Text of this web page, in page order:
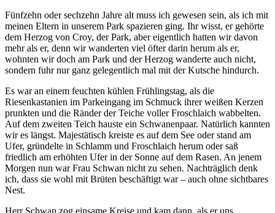
Fünfzehn oder sechzehn Jahre alt muss ich gewesen sein, als ich mit
meinen Eltern in unserem Park spazieren ging. Ihr wisst, er gehörte
dem Herzog von Croy, der Park, aber eigentlich hatten wir davon
mehr als er, denn wir wanderten viel öfter darin herum als er,
wohnten wir doch am Park und der Herzog wanderte auch nicht,
sondern fuhr nur ganz gelegentlich mal mit der Kutsche hindurch.
Es war an einem feuchten kühlen Frühlingstag, als die
Riesenkastanien im Parkeingang im Schmuck ihrer weißen Kerzen
prunkten und die Ränder der Teiche voller Froschlaich wabbelten.
Auf dem zweiten Teich hauste ein Schwanenpaar. Natürlich kannten
wir es längst. Majestätisch kreiste es auf dem See oder stand am
Ufer, gründelte in Schlamm und Froschlaich herum oder saß
friedlich am erhöhten Ufer in der Sonne auf dem Rasen. An jenem
Morgen nun war Frau Schwan nicht zu sehen. Nachträglich denk
ich, dass sie wohl mit Brüten beschäftigt war – auch ohne sichtbares
Nest.
Herr Schwan zog einsame Kreise und kam dann, als er uns